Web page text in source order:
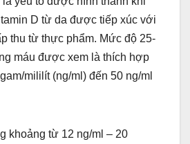
D từ da được tiếp xúc với
thu từ thực phẩm. Mức độ 25-
máu được xem là thích hợp
mililít (ng/ml) đến 50 ng/ml
khoảng từ 12 ng/ml – 20